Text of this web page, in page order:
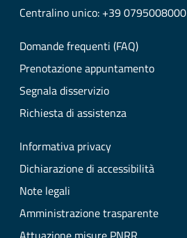
Centralino unico: +39 0795008000
Domande frequenti (FAQ)
Prenotazione appuntamento
Segnala disservizio
Richiesta di assistenza
Informativa privacy
Dichiarazione di accessibilità
Note legali
Amministrazione trasparente